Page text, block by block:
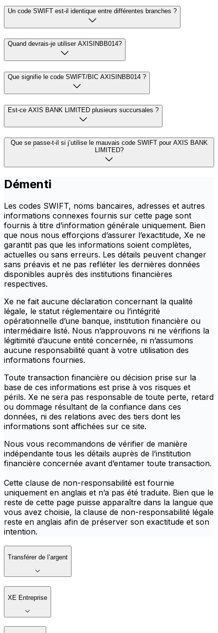
Un code SWIFT est-il identique entre différentes branches ?
Quand devrais-je utiliser AXISINBB014?
Que signifie le code SWIFT/BIC AXISINBB014 ?
Est-ce AXIS BANK LIMITED plusieurs succursales ?
Que se passe-t-il si j’utilise le mauvais code SWIFT pour AXIS BANK
LIMITED?
Démenti
Les codes SWIFT, noms bancaires, adresses et autres
informations connexes fournis sur cette page sont
fournis à titre d’information générale uniquement. Bien
que nous nous efforçions d’assurer l’exactitude, Xe ne
garantit pas que les informations soient complètes,
actuelles ou sans erreurs. Les détails peuvent changer
sans préavis et ne pas refléter les dernières données
disponibles auprès des institutions financières
respectives.
Xe ne fait aucune déclaration concernant la qualité
légale, le statut réglementaire ou l’intégrité
opérationnelle d’une banque, institution financière ou
intermédiaire listé. Nous n’approuvons ni ne vérifions la
légitimité d’aucune entité concernée, ni n’assumons
aucune responsabilité quant à votre utilisation des
informations fournies.
Toute transaction financière ou décision prise sur la
base de ces informations est prise à vos risques et
périls. Xe ne sera pas responsable de toute perte, retard
ou dommage résultant de la confiance dans ces
données, ni des relations avec des tiers dont les
informations sont affichées sur ce site.
Nous vous recommandons de vérifier de manière
indépendante tous les détails auprès de l’institution
financière concernée avant d’entamer toute transaction.
Cette clause de non-responsabilité est fournie
uniquement en anglais et n’a pas été traduite. Bien que le
reste de cette page puisse apparaître dans la langue que
vous avez choisie, la clause de non-responsabilité légale
reste en anglais afin de préserver son exactitude et son
intention.
Transférer de l’argent
XE Entreprise